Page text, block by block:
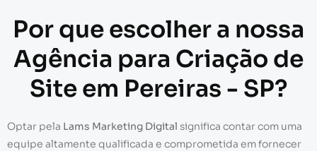
Por que escolher a nossa
Agência para Criação de
Site em Pereiras - SP?
Optar pela Lams Marketing Digital significa contar com uma
equipe altamente qualificada e comprometida em fornecer